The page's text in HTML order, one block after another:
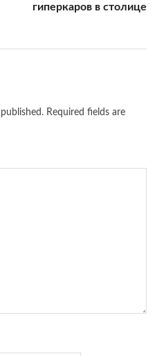
гиперкаров в столице
Required fields are